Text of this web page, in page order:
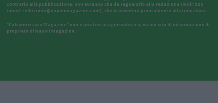
contrario alla pubblicazione, non avranno che da segnalarlo alla redazione (indirizzo
email: redazione@napolimagazine.com), che provvederà prontamente alla rimozione.
"Calciomercato Magazine" non è una testata giornalistica, ma un sito di informazione di
proprietà di Napoli Magazine.